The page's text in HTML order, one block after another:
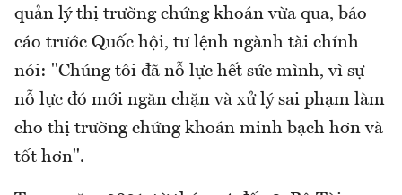
quản lý thị trường chứng khoán vừa qua, báo
cáo trước Quốc hội, tư lệnh ngành tài chính
nói: "Chúng tôi đã nỗ lực hết sức mình, vì sự
nỗ lực đó mới ngăn chặn và xử lý sai phạm làm
cho thị trường chứng khoán minh bạch hơn và
tốt hơn".